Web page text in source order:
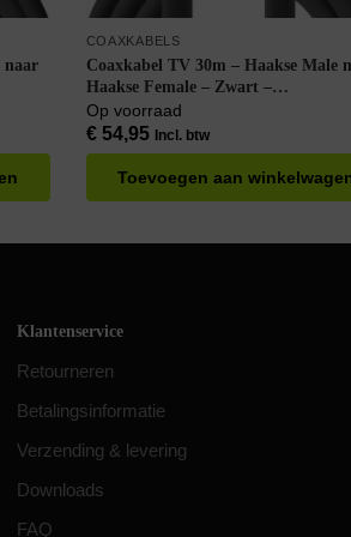
naar
COAXKABELS
Coaxkabel TV 30m – Haakse Male
Haakse Female – Zwart –
Stoorsignaalvrij – Geschikt voor
Handgemaakt
Op voorraad
€54,95 Incl. btw
Toevoegen aan
Klantenservice
Retourneren
Betalingsinformatie
Verzending & levering
Downloads
FAQ